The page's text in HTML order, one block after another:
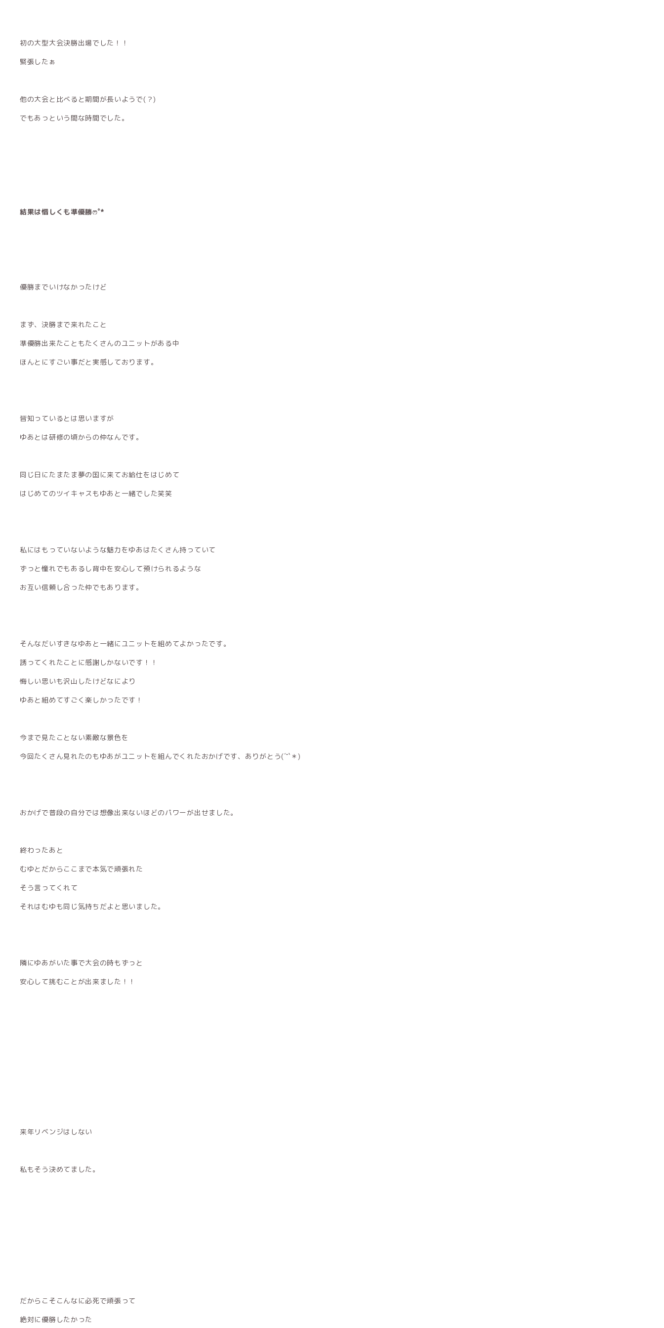
初の大型大会決勝出場でした！！
緊張したぁ
他の大会と比べると期間が長いようで(？)
でもあっという間な時間でした。
結果は惜しくも準優勝ෆ˚*
優勝までいけなかったけど
まず、決勝まで来れたこと
準優勝出来たこともたくさんのユニットがある中
ほんとにすごい事だと実感しております。
皆知っているとは思いますが
ゆあとは研修の頃からの仲なんです。
同じ日にたまたま夢の国に来てお給仕をはじめて
はじめてのツイキャスもゆあと一緒でした笑笑
私にはもっていないような魅力をゆあはたくさん持っていて
ずっと憧れでもあるし背中を安心して預けられるような
お互い信頼し合った仲でもあります。
そんなだいすきなゆあと一緒にユニットを組めてよかったです。
誘ってくれたことに感謝しかないです！！
悔しい思いも沢山したけどなにより
ゆあと組めてすごく楽しかったです！
今まで見たことない素敵な景色を
今回たくさん見れたのもゆあがユニットを組んでくれたおかげです、ありがとう(´˘`＊)
おかげで普段の自分では想像出来ないほどのパワーが出せました。
終わったあと
むゆとだからここまで本気で頑張れた
そう言ってくれて
それはむゆも同じ気持ちだよと思いました。
隣にゆあがいた事で大会の時もずっと
安心して挑むことが出来ました！！
来年リベンジはしない
私もそう決めてました。
だからこそこんなに必死で頑張って
絶対に優勝したかった